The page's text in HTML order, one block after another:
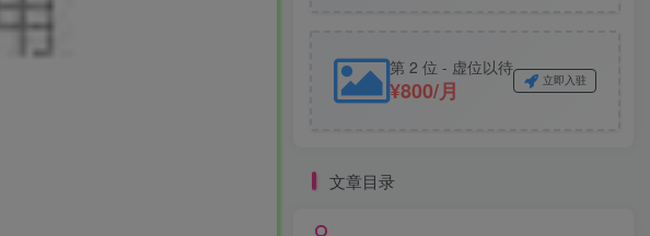
第 2 位 - 虚位以待
¥800/月 立即入驻
文章目录